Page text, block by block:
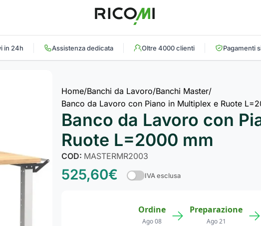
in 24h Assistenza dedicata Oltre 4000 clienti Pagamenti
Home Banchi da Lavoro Banchi Master
Banco da Lavoro con Piano in Multiplex e Ruote
Banco da Lavoro con
Ruote L=2000 mm
COD: MASTERMR2003
525,60€ IVA esclusa
Ordine
Ago 08 → Preparazione
Ago 21 →